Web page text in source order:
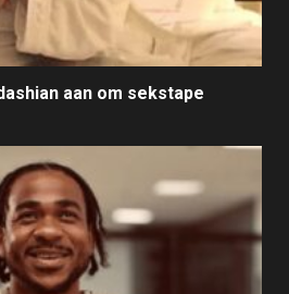
aan om sekstape